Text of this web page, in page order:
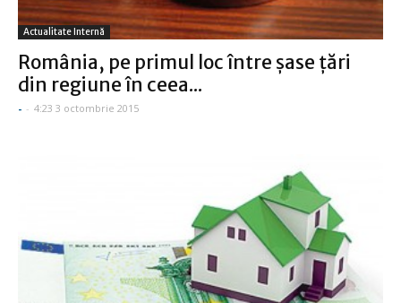
Actualitate Internă
România, pe primul loc între şase ţări
din regiune în ceea...
- - 4:23 3 octombrie 2015